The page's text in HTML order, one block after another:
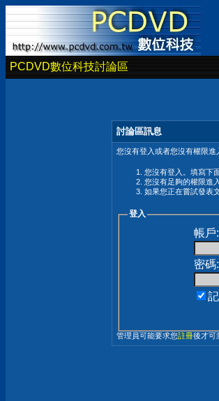
PCDVD數位科技討論區
討論區訊息
您沒有登入或者您沒有權限
您沒有登入。填寫下
您沒有足夠的權限進
如果您正在嘗試發表
登入
帳戶:
密碼:
管理員可能要求您註冊後才可